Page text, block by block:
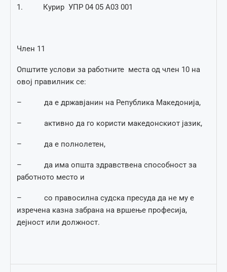
1. Курир УПР 04 05 А03 001
Член 11
Oпштите услови за работните места од член 10 на
овој правилник се:
– да е државјанин на Република Македонија,
– активно да го користи македонскиот јазик,
– да е полнолетен,
– да има општа здравствена способност за
работното место и
– со правосилна судска пресуда да не му е
изречена казна забрана на вршење професија,
дејност или должност.